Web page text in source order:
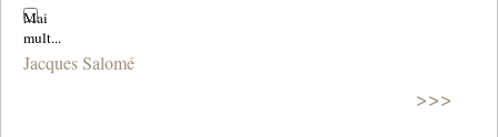
Jacques Salomé
>>>